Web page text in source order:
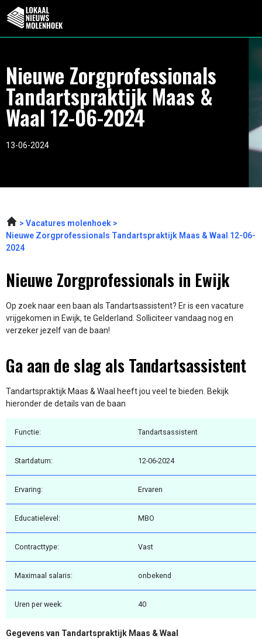
Nieuwe Zorgprofessionals
Tandartspraktijk Maas &
Waal 12-06-2024
13-06-2024
Vacatures molenhoek
Nieuwe Zorgprofessionals Tandartspraktijk Maas & Waal 12-06-
2024
Nieuwe Zorgprofessionals in Ewijk
Op zoek naar een baan als Tandartsassistent? Er is een vacature
vrijgekomen in Ewijk, te Gelderland. Solliciteer vandaag nog en
verzeker jezelf van de baan!
Ga aan de slag als Tandartsassistent
Tandartspraktijk Maas & Waal heeft jou veel te bieden. Bekijk
hieronder de details van de baan
Functie: Tandartsassistent
Startdatum: 12-06-2024
Ervaring: Ervaren
Educatielevel: MBO
Contracttype: Vast
Maximaal salaris: onbekend
Uren per week: 40
Gegevens van Tandartspraktijk Maas & Waal